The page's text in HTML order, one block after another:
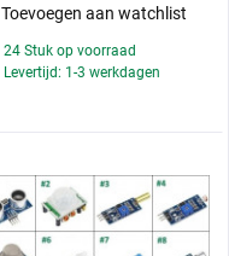
Toevoegen aan watchlist
24 Stuk op voorraad
Levertijd: 1-3 werkdagen